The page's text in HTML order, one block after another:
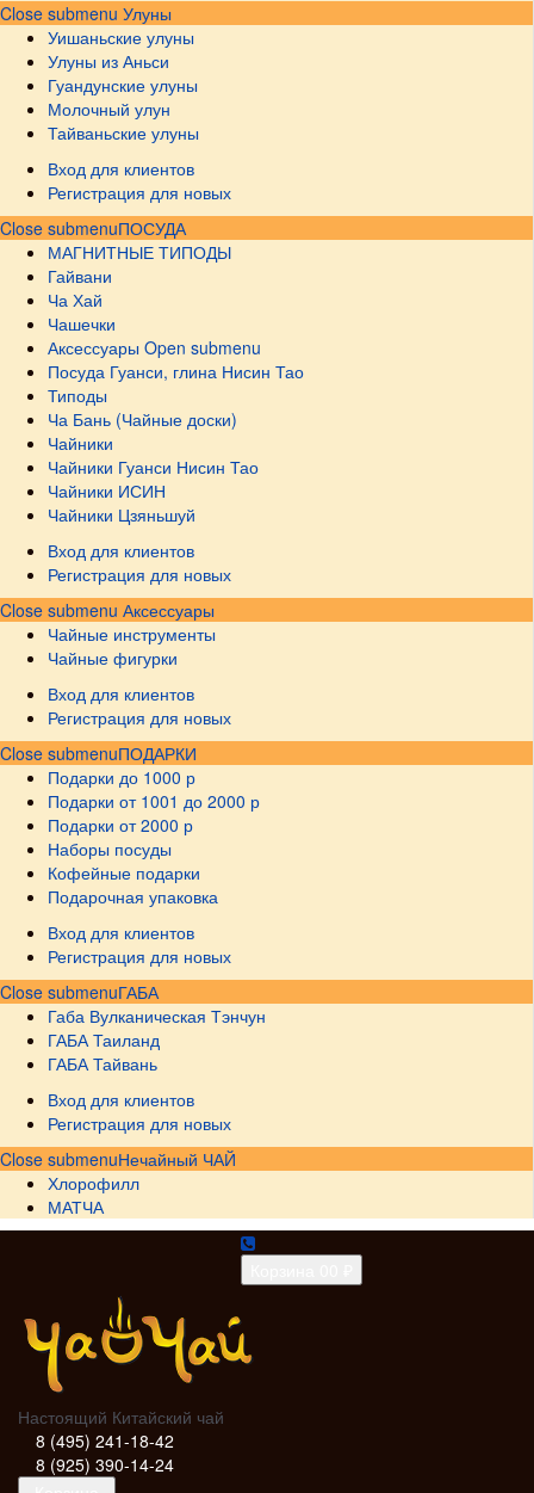
Close submenu Улуны
Уишаньские улуны
Улуны из Аньси
Гуандунские улуны
Молочный улун
Тайваньские улуны
Вход для клиентов
Регистрация для новых
Close submenuПОСУДА
МАГНИТНЫЕ ТИПОДЫ
Гайвани
Ча Хай
Чашечки
Аксессуары Open submenu
Посуда Гуанси, глина Нисин Тао
Типоды
Ча Бань (Чайные доски)
Чайники
Чайники Гуанси Нисин Тао
Чайники ИСИН
Чайники Цзяньшуй
Вход для клиентов
Регистрация для новых
Close submenu Аксессуары
Чайные инструменты
Чайные фигурки
Вход для клиентов
Регистрация для новых
Close submenuПОДАРКИ
Подарки до 1000 р
Подарки от 1001 до 2000 р
Подарки от 2000 р
Наборы посуды
Кофейные подарки
Подарочная упаковка
Вход для клиентов
Регистрация для новых
Close submenuГАБА
Габа Вулканическая Тэнчун
ГАБА Таиланд
ГАБА Тайвань
Вход для клиентов
Регистрация для новых
Close submenuНечайный ЧАЙ
Хлорофилл
МАТЧА
Настоящий Китайский чай
8 (495) 241-18-42
8 (925) 390-14-24